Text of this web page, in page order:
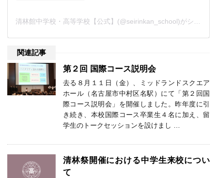
清林館中学校・高等学校【公式】(@seirinkan_school)がシェアした投稿
関連記事
第２回 国際コース説明会
去る８月１１日（金）、ミッドランドスクエア
ホール（名古屋市中村区名駅）にて「第２回国
際コース説明会」を開催しました。昨年度に引
き続き、本校国際コース卒業生４名に加え、留
学生のトークセッションを設けまし …
清林祭開催における中学生来校につい
て